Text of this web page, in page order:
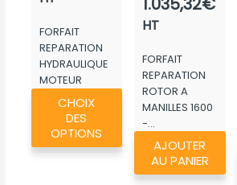
1.223,25€
FORFAIT
REPARATION
HYDRAULIQUE
MOTEUR
VICKERS
CHOIX
DES
OPTIONS
Ce
produit
plusieurs
variations.
HT
FORFAIT
REPARATION
ROTOR A
MANILLES 1600
-...
AJOUTER
AU PANIER